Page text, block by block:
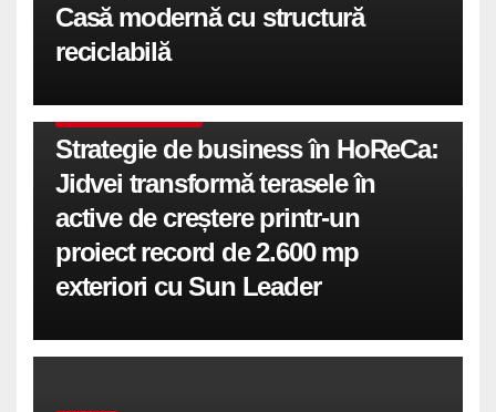
Casă modernă cu structură
reciclabilă
Strategie de business în HoReCa:
Jidvei transformă terasele în
active de creștere printr-un
proiect record de 2.600 mp
exteriori cu Sun Leader